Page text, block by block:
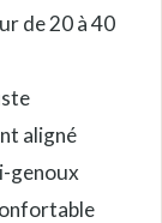
de 20 à 40
aligné
genoux